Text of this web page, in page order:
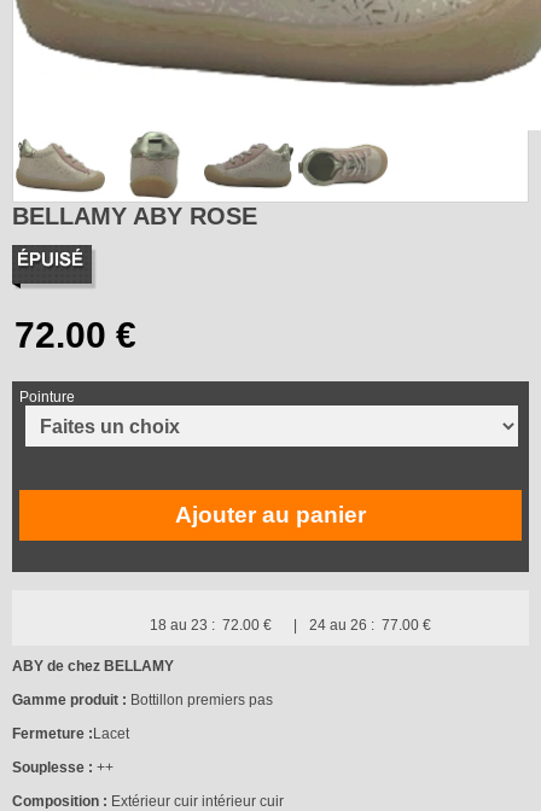
BELLAMY ABY ROSE
Pointure
Ajouter au panier
18 au 23 : 72.00 € 24 au 26 : 77.00 €
ABY de chez BELLAMY
Gamme produit : Bottillon premiers pas
Fermeture : Lacet
Souplesse : ++
Composition : Extérieur cuir intérieur cuir